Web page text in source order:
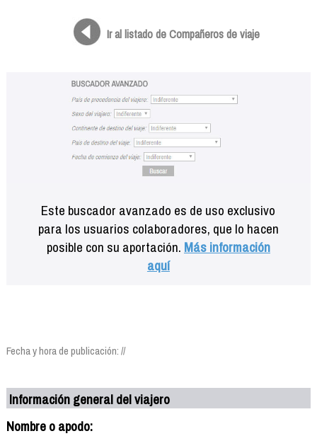
Ir al listado de Compañeros de viaje
Este buscador avanzado es de uso exclusivo
para los usuarios colaboradores, que lo hacen
posible con su aportación. Más información
aquí
Fecha y hora de publicación: //
Información general del viajero
Nombre o apodo: